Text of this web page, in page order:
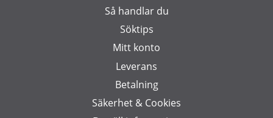
Så handlar du
Söktips
Mitt konto
Leverans
Betalning
Säkerhet & Cookies